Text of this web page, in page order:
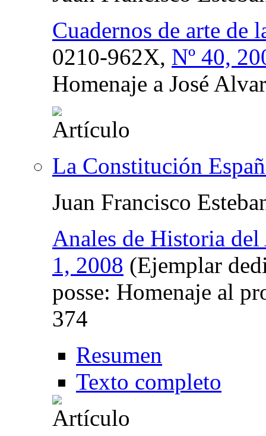
Cuadernos de arte de
0210-962X, Nº 40,
Homenaje a José
La Constitución
Juan Francisco
Anales de Historia del
1, 2008 (Ejemplar
posse: Homenaje al
374
Resumen
Texto completo